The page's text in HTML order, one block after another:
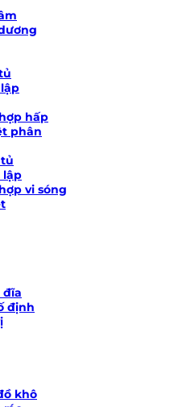
hấp
phân
lập
vi sóng
đĩa
định
khô